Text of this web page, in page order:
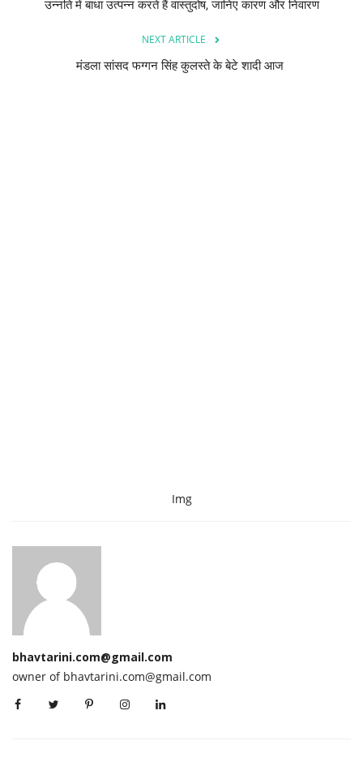
उन्नति में बाधा उत्पन्न करते हैं वास्तुदोष, जानिए कारण और निवारण
NEXT ARTICLE
मंडला सांसद फग्गन सिंह कुलस्ते के बेटे शादी आज
Img
bhavtarini.com@gmail.com
owner of bhavtarini.com@gmail.com